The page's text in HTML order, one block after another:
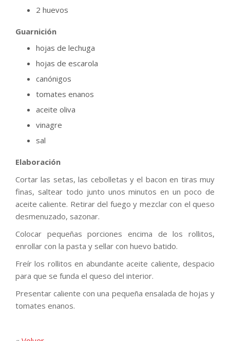
2 huevos
Guarnición
hojas de lechuga
hojas de escarola
canónigos
tomates enanos
aceite oliva
vinagre
sal
Elaboración
Cortar las setas, las cebolletas y el bacon en tiras muy
finas, saltear todo junto unos minutos en un poco de
aceite caliente. Retirar del fuego y mezclar con el queso
desmenuzado, sazonar.
Colocar pequeñas porciones encima de los rollitos,
enrollar con la pasta y sellar con huevo batido.
Freír los rollitos en abundante aceite caliente, despacio
para que se funda el queso del interior.
Presentar caliente con una pequeña ensalada de hojas y
tomates enanos.